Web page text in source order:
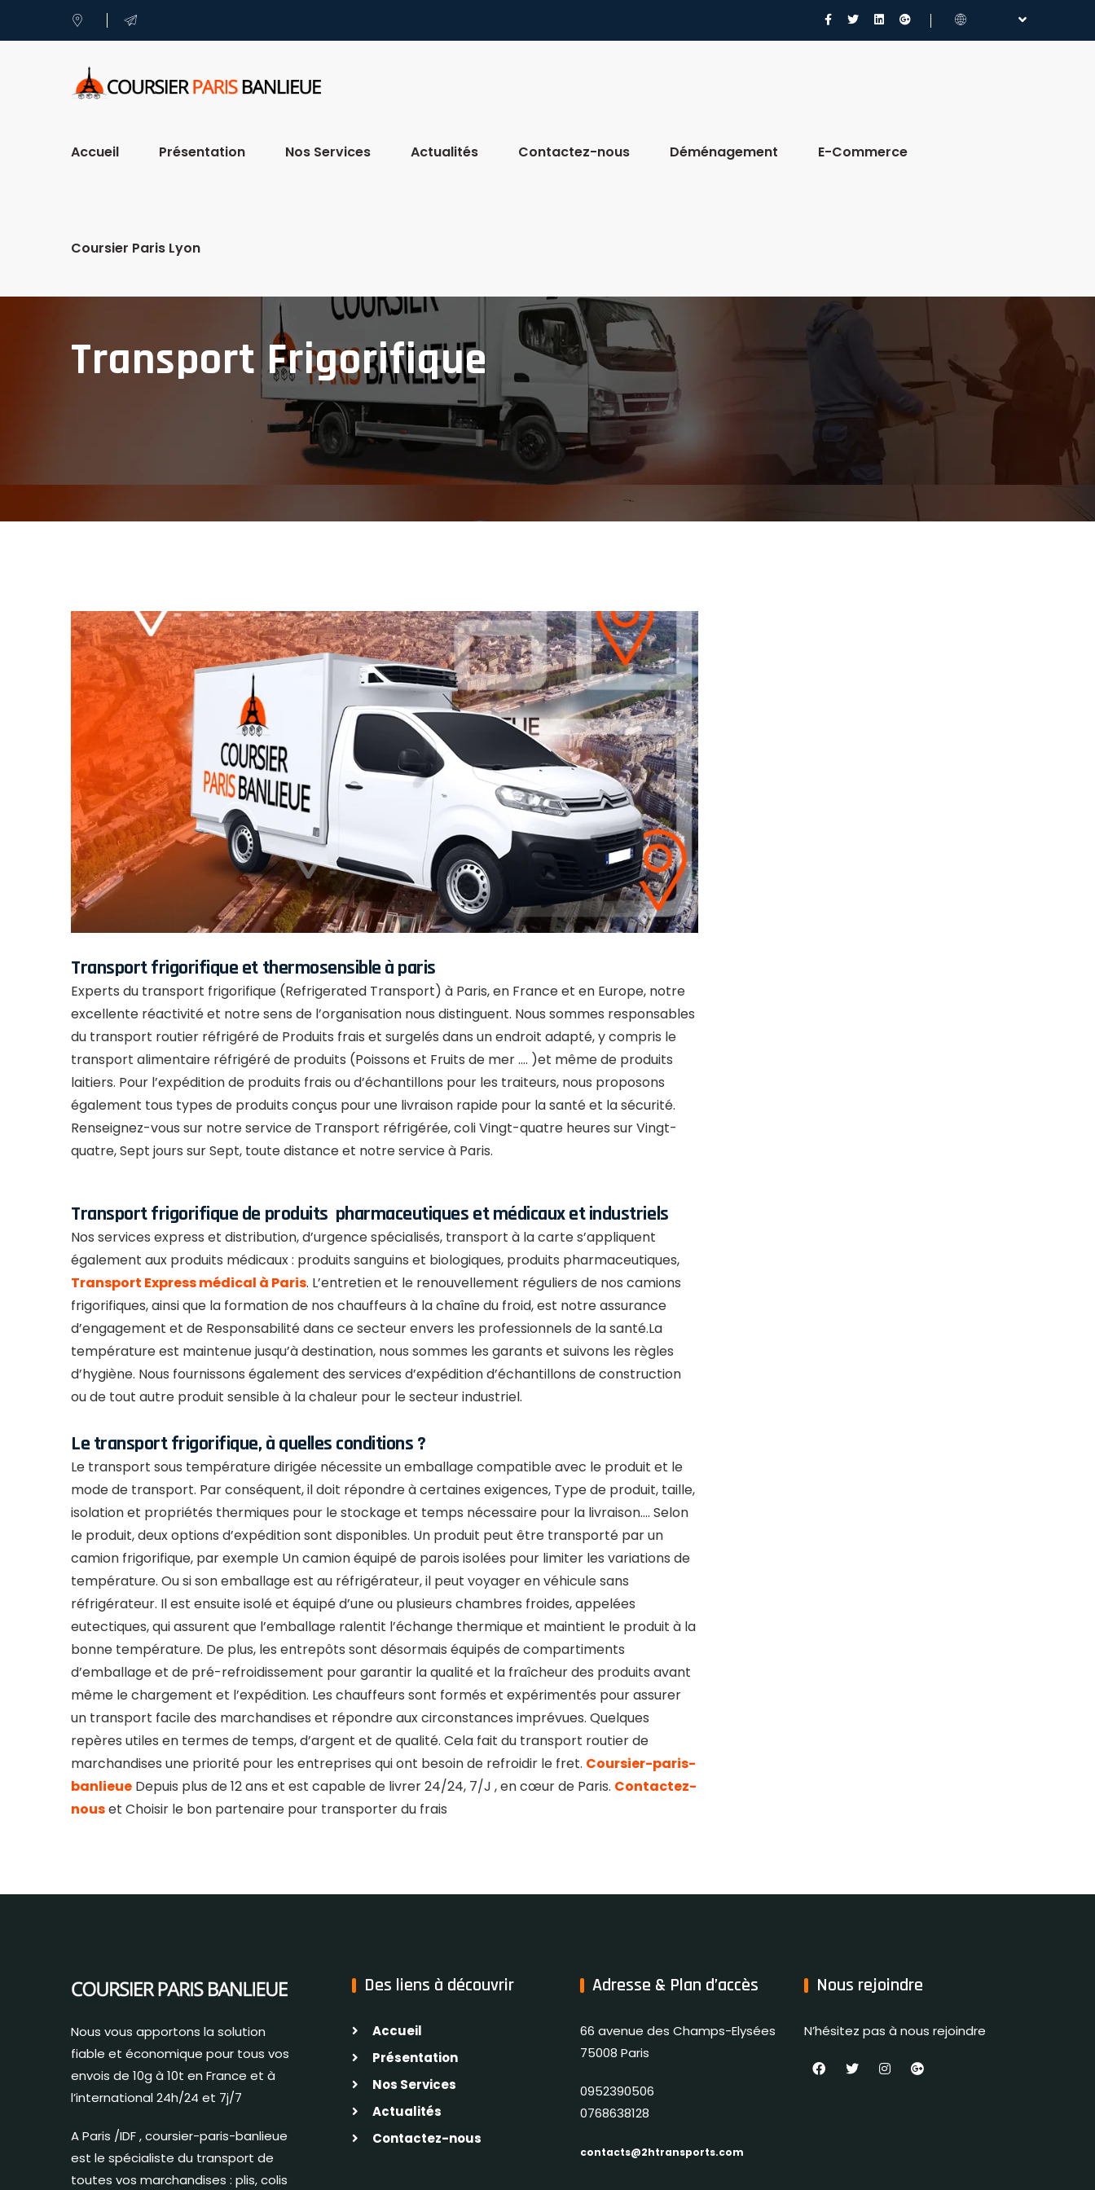
Accueil Présentation Nos Services Actualités Contactez-nous Déménagement E-Commerce
Coursier Paris Lyon
Transport Frigorifique
Transport frigorifique et thermosensible à paris
Experts du transport frigorifique (Refrigerated Transport) à Paris, en France et en Europe, notre
excellente réactivité et notre sens de l’organisation nous distinguent. Nous sommes responsables
du transport routier réfrigéré de Produits frais et surgelés dans un endroit adapté, y compris le
transport alimentaire réfrigéré de produits (Poissons et Fruits de mer …. )et même de produits
laitiers. Pour l’expédition de produits frais ou d’échantillons pour les traiteurs, nous proposons
également tous types de produits conçus pour une livraison rapide pour la santé et la sécurité.
Renseignez-vous sur notre service de Transport réfrigérée, coli Vingt-quatre heures sur Vingt-
quatre, Sept jours sur Sept, toute distance et notre service à Paris.
Transport frigorifique de produits pharmaceutiques etmédicaux et industriels
Nos services express et distribution, d’urgence spécialisés, transport à la carte s’appliquent
également aux produits médicaux : produits sanguins et biologiques, produits pharmaceutiques,
Transport Express médical à Paris. L’entretien et le renouvellement réguliers de nos camions
frigorifiques, ainsi que la formation de nos chauffeurs à la chaîne du froid, est notre assurance
d’engagement et de Responsabilité dans ce secteur envers les professionnels de la santé.La
température est maintenue jusqu’à destination, nous sommes les garants et suivons les règles
d’hygiène. Nous fournissons également des services d’expédition d’échantillons de construction
ou de tout autre produit sensible à la chaleur pour le secteur industriel.
Le transport frigorifique, à quelles conditions ?
Le transport sous température dirigée nécessite un emballage compatible avec le produit et le
mode de transport. Par conséquent, il doit répondre à certaines exigences, Type de produit, taille,
isolation et propriétés thermiques pour le stockage et temps nécessaire pour la livraison…. Selon
le produit, deux options d’expédition sont disponibles. Un produit peut être transporté par un
camion frigorifique, par exemple Un camion équipé de parois isolées pour limiter les variations de
température. Ou si son emballage est au réfrigérateur, il peut voyager en véhicule sans
réfrigérateur. Il est ensuite isolé et équipé d’une ou plusieurs chambres froides, appelées
eutectiques, qui assurent que l’emballage ralentit l’échange thermique et maintient le produit à la
bonne température. De plus, les entrepôts sont désormais équipés de compartiments
d’emballage et de pré-refroidissement pour garantir la qualité et la fraîcheur des produits avant
même le chargement et l’expédition. Les chauffeurs sont formés et expérimentés pour assurer
un transport facile des marchandises et répondre aux circonstances imprévues. Quelques
repères utiles en termes de temps, d’argent et de qualité. Cela fait du transport routier de
marchandises une priorité pour les entreprises qui ont besoin de refroidir le fret. Coursier-paris-
banlieue Depuis plus de 12 ans et est capable de livrer 24/24, 7/J , en cœur de Paris. Contactez-
nouset Choisir le bon partenaire pour transporter du frais
Nous vous apportons la solution
fiable et économique pour tous vos
envois de 10g à 10t en France et à
l’international 24h/24 et 7j/7
A Paris /IDF , coursier-paris-banlieue
est le spécialiste du transport de
toutes vos marchandises : plis, colis
Des liens à découvrir
Accueil
Présentation
Nos Services
Actualités
Contactez-nous
Adresse & Plan d’accès
66 avenue des Champs-Elysées
75008 Paris
0952390506
0768638128
contacts@2htransports.com
Nous rejoindre
N’hésitez pas à nous rejoindre